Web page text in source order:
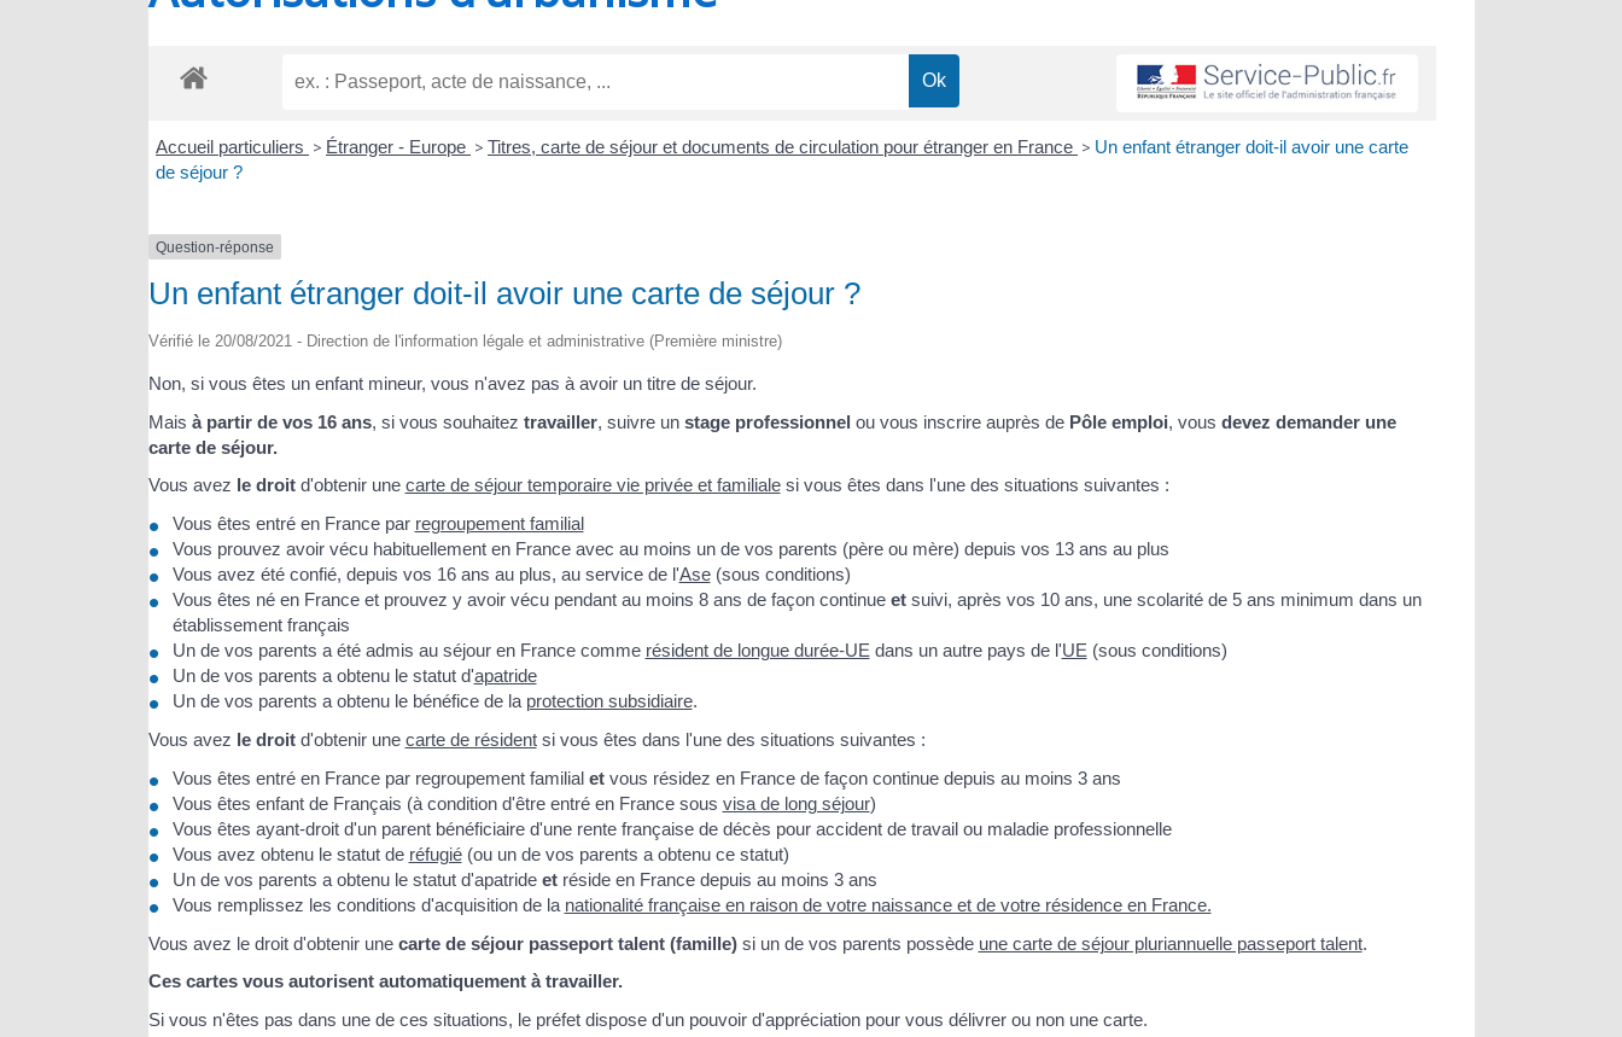
Accueil particuliers > Étranger - Europe > Titres, carte de séjour et documents de circulation pour étranger en France > Un enfant étranger doit-il avoir une carte
de séjour ?
Question-réponse
Un enfant étranger doit-il avoir une carte de séjour ?
Vérifié le 20/08/2021 - Direction de l'information légale et administrative (Première ministre)
Non, si vous êtes un enfant mineur, vous n'avez pas à avoir un titre de séjour.
Mais à partir de vos 16 ans, si vous souhaitez travailler, suivre un stage professionnel ou vous inscrire auprès de Pôle emploi, vous devez demander une
carte de séjour.
Vous avez le droitd'obtenir une carte de séjour temporaire vie privée et familialesi vous êtes dans l'une des situations suivantes :
Vous êtes entré en France par regroupement familial
Vous prouvez avoir vécu habituellement en France avec au moins un de vos parents (père ou mère) depuis vos 13 ans au plus
Vous avez été confié, depuis vos 16 ans au plus, au service de l'Ase(sous conditions)
Vous êtes né en France et prouvez y avoir vécu pendant au moins 8 ans de façon continue etsuivi, après vos 10 ans, une scolarité de 5 ans minimum dans un
établissement français
Un de vos parents a été admis au séjour en France comme résident de longue durée-UE dans un autre pays de l'UE (sous conditions)
Un de vos parents a obtenu le statut d'apatride
Un de vos parents a obtenu le bénéfice de la protection subsidiaire.
Vous avez le droitd'obtenir une carte de résidentsi vous êtes dans l'une des situations suivantes :
Vous êtes entré en France par regroupement familial etvous résidez en France de façon continue depuis au moins 3 ans
Vous êtes enfant de Français (à condition d'être entré en France sous visa de long séjour)
Vous êtes ayant-droit d'un parent bénéficiaire d'une rente française de décès pour accident de travail ou maladie professionnelle
Vous avez obtenu le statut de réfugié(ou un de vos parents a obtenu ce statut)
Un de vos parents a obtenu le statut d'apatride etréside en France depuis au moins 3 ans
Vous remplissez les conditions d'acquisition de la nationalité française en raison de votre naissance et de votre résidence en France.
Vous avez le droit d'obtenir une carte de séjour passeport talent (famille)si un de vos parents possède une carte de séjour pluriannuelle passeport talent.
Ces cartes vous autorisent automatiquement à travailler.
Si vous n'êtes pas dans une de ces situations, le préfet dispose d'un pouvoir d'appréciation pour vous délivrer ou non une carte.